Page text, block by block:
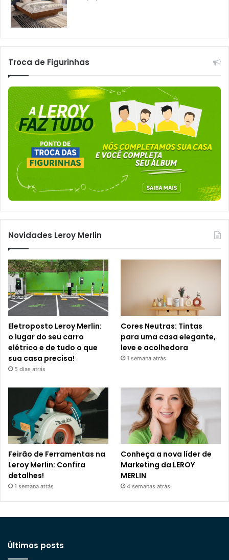
Troca de Figurinhas
Novidades Leroy Merlin
Eletroposto Leroy Merlin:
o lugar do seu carro
elétrico e de tudo o que
sua casa precisa!
5 dias atrás
Cores Neutras: Tintas
para uma casa elegante,
leve e acolhedora
1 semana atrás
Feirão de Ferramentas na
Leroy Merlin: Confira
detalhes!
1 semana atrás
Conheça a nova líder de
Marketing da LEROY
MERLIN
4 semanas atrás
Últimos posts